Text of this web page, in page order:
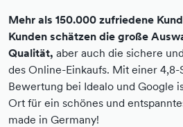
Mehr als 150.000 zufriedene
Kunden schätzen die große
Qualität, aber auch die sichere
des Online-Einkaufs. Mit einer 4,8-
Bewertung bei Idealo und Google
Ort für ein schönes und
made in Germany!